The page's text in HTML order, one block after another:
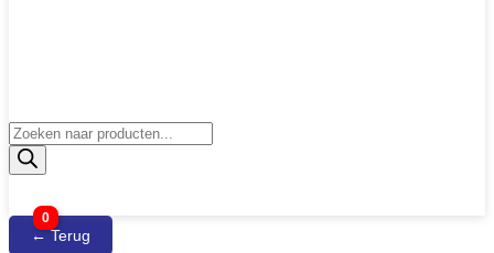
Producten
zoeken
0
← Terug